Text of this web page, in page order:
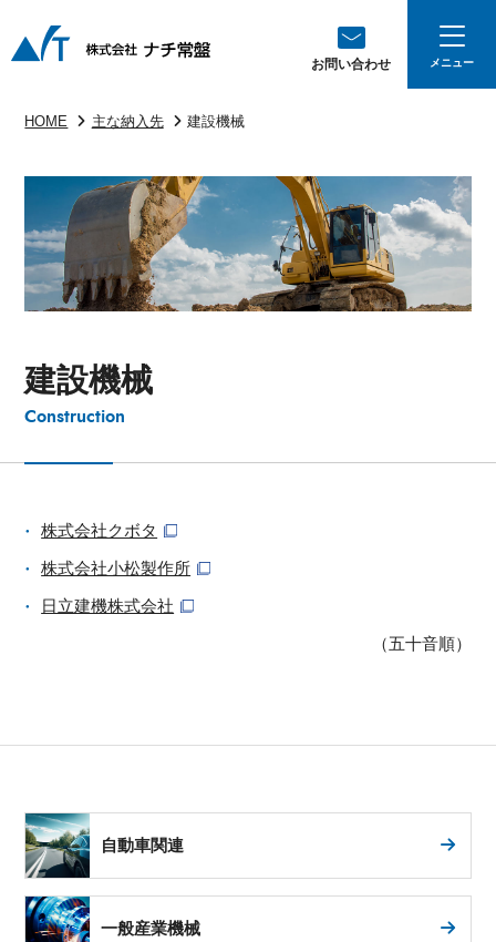
お問い合わせ
HOME 主な納入先 建設機械
建設機械
Construction
株式会社クボタ
株式会社小松製作所
日立建機株式会社
（五十音順）
自動車関連
一般産業機械